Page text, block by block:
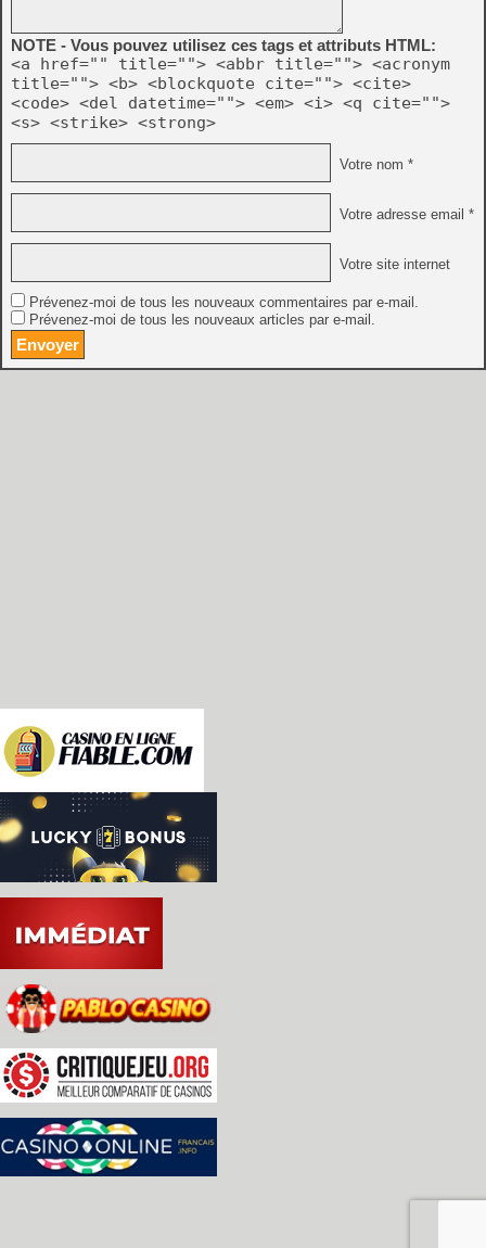
NOTE - Vous pouvez utilisez ces tags et attributs HTML:
<a href="" title=""> <abbr title=""> <acronym
title=""> <b> <blockquote cite=""> <cite>
<code> <del datetime=""> <em> <i> <q cite="">
<s> <strike> <strong>
Votre nom *
Votre adresse email *
Votre site internet
Prévenez-moi de tous les nouveaux commentaires par e-mail.
Prévenez-moi de tous les nouveaux articles par e-mail.